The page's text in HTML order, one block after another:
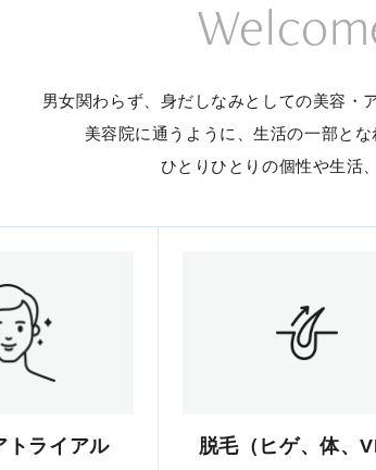
男女関わらず、身だしなみとしての美容・
美容院に通うように、生活の一部とな
ひとりひとりの個性や生活
トライアル 脱毛（ヒゲ、体、